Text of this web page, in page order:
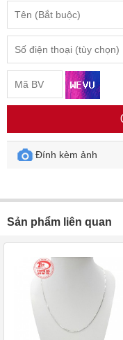
Đính kèm ảnh
Sản phẩm liên quan